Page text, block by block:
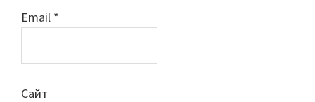
Email *
Сайт